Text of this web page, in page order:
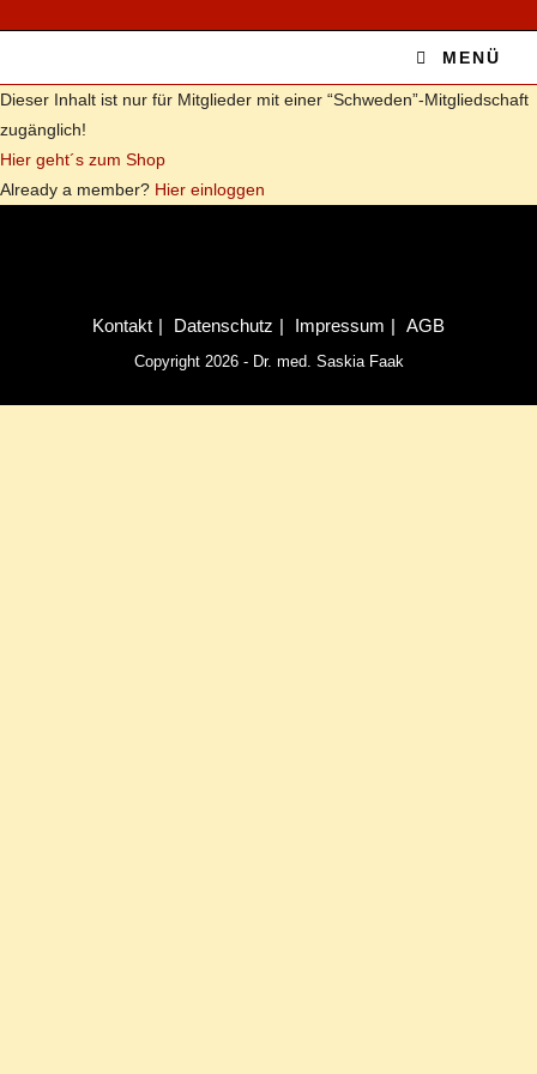
MENÜ
Die­ser In­halt ist nur für Mit­glie­der mit ei­ner “Schweden”-Mitgliedschaft
zu­gäng­lich!
Hier geht´s zum Shop
Al­re­a­dy a mem­ber? Hier ein­log­gen
Kon­takt Da­ten­schutz Im­pres­sum AGB
Copyright 2026 - Dr. med. Saskia Faak